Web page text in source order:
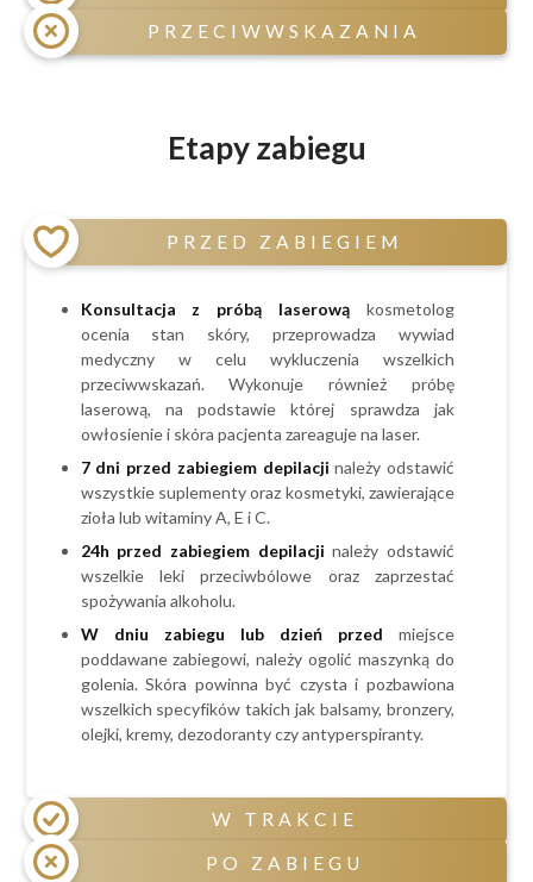
niechciane owłosienie na ciele,
czerwone krosty po goleniu,
PRZECIWWSKAZANIA
świeżo opalony obszar depilacji,
antydepresyjnych, psychotropowych,
hormonalnych, światłouczulających oraz
antybiotyków,
spożywanie alkoholu (na 24h przed zabiegiem)
Przeciwwskazania bezwzględne stałe:
przewlekłe choroby skóry np. bielactwo,
łuszczyca,
metalowe implanty lub stymulatory serca,
choroby nowotworowe,
zaburzenia krzepnięcia krwi,
tendencje do powstawanie przebrwień i
bliznowców.
Etapy zabiegu
PRZED ZABIEGIEM
Konsultacja z próbą laserową kosmetolog
ocenia stan skóry, przeprowadza wywiad
medyczny w celu wykluczenia wszelkich
przeciwwskazań. Wykonuje również próbę
laserową, na podstawie której sprawdza jak
owłosienie i skóra pacjenta zareaguje na laser.
7 dni przed zabiegiem depilacji należy odstawić
wszystkie suplementy oraz kosmetyki, zawierające
zioła lub witaminy A, E i C.
24h przed zabiegiem depilacji należy odstawić
wszelkie leki przeciwbólowe oraz zaprzestać
spożywania alkoholu.
W dniu zabiegu lub dzień przed miejsce
poddawane zabiegowi, należy ogolić maszynką do
golenia. Skóra powinna być czysta i pozbawiona
wszelkich specyfików takich jak balsamy, bronzery,
olejki, kremy, dezodoranty czy antyperspiranty.
W TRAKCIE
PO ZABIEGU